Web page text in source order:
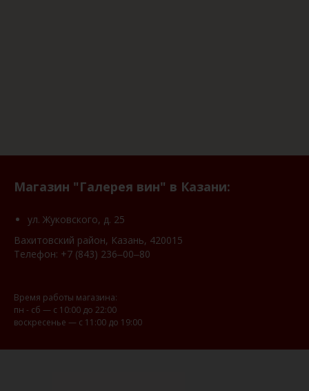
Магазин "Галерея вин" в Казани:
ул. Жуковского, д. 25
Вахитовский район, Казань, 420015
Телефон: +7 (843) 236‒00‒80
Время работы магазина:
пн - сб — с 10:00 до 22:00
воскресенье — с 11:00 до 19:00